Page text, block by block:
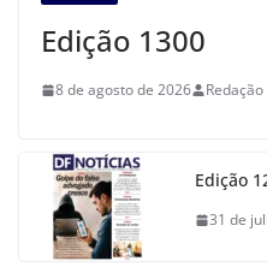
Edição 1300
8 de agosto de 2026 Redação
Edição
31 de